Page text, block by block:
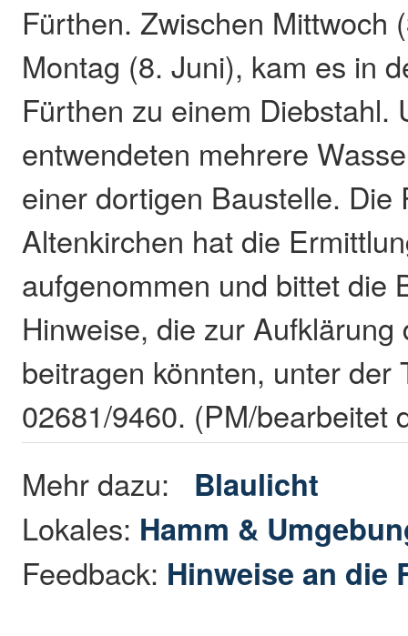
Fürthen. Zwischen Mittwoch
Montag (8. Juni), kam es in
Fürthen zu einem Diebstahl.
entwendeten mehrere
einer dortigen Baustelle. Die
Altenkirchen hat die
aufgenommen und bittet die
Hinweise, die zur Aufklärung
beitragen könnten, unter der
02681/9460. (PM/bearbeitet
Mehr dazu: Blaulicht
Lokales: Hamm &
Feedback: Hinweise an die